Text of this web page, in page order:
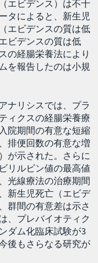
エビデンス）は不十
タによると、新生児
エビデンスの質は低
ビデンスの質は低
の経腸栄養法により
を報告したのは小規
ナリシスでは、プラ
ィクスの経腸栄養療
院期間の有意な短縮
排便回数の有意な増
が示された。さらに
リルビン値の最高値
光線療法の治療期間
新生児死亡（エビデ
群間の有意差は示さ
、プレバイオティク
ダム化臨床試験が3
後もさらなる研究が